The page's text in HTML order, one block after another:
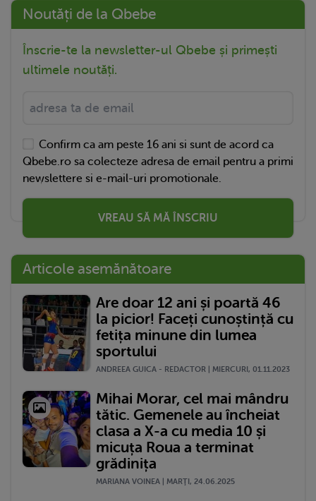
Noutăți de la Qbebe
Înscrie-te la newsletter-ul Qbebe și primești
ultimele noutăți.
Confirm ca am peste 16 ani si sunt de acord ca
Qbebe.ro sa colecteze adresa de email pentru a primi
newslettere si e-mail-uri promotionale.
VREAU SĂ MĂ ÎNSCRIU
Articole asemănătoare
Are doar 12 ani și poartă 46
la picior! Faceți cunoștință cu
fetița minune din lumea
sportului
ANDREEA GUICA - REDACTOR | MIERCURI, 01.11.2023
Mihai Morar, cel mai mândru
tătic. Gemenele au încheiat
clasa a X-a cu media 10 și
micuța Roua a terminat
grădinița
MARIANA VOINEA | MARŢI, 24.06.2025